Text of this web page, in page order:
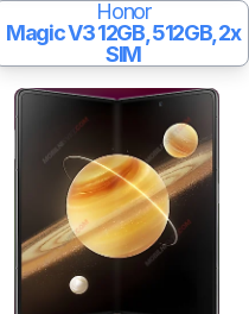
Honor
Magic V312GB, 512GB, 2x
SIM